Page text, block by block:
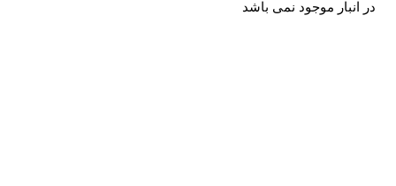
در انبار موجود نمی باشد